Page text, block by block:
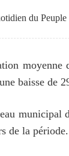
du Peuple
moyenne
baisse de
municipal
de la période.